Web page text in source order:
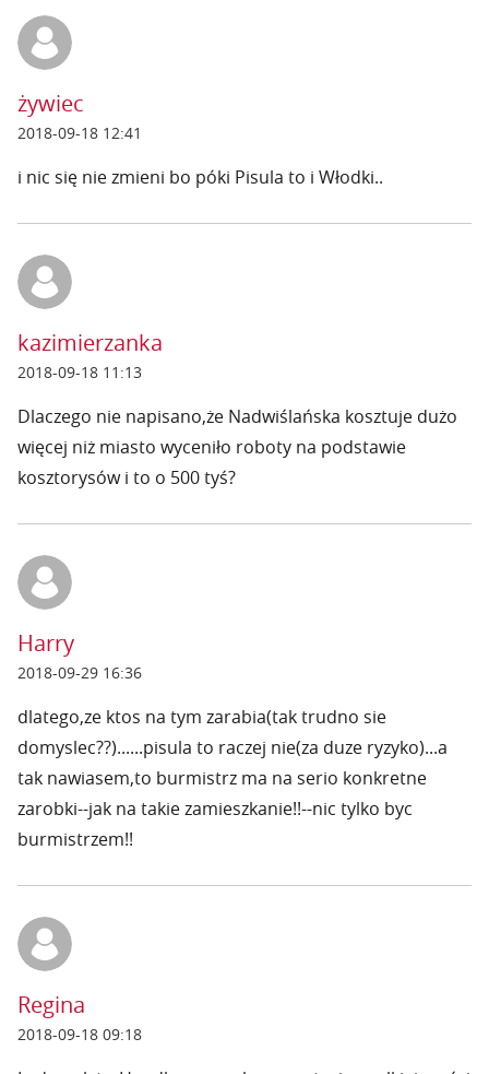
żywiec
2018-09-18 12:41
i nic się nie zmieni bo póki Pisula to i Włodki..
kazimierzanka
2018-09-18 11:13
Dlaczego nie napisano,że Nadwiślańska kosztuje dużo
więcej niż miasto wyceniło roboty na podstawie
kosztorysów i to o 500 tyś?
Harry
2018-09-29 16:36
dlatego,ze ktos na tym zarabia(tak trudno sie
domyslec??)......pisula to raczej nie(za duze ryzyko)...a
tak nawiasem,to burmistrz ma na serio konkretne
zarobki--jak na takie zamieszkanie!!--nic tylko byc
burmistrzem!!
Regina
2018-09-18 09:18